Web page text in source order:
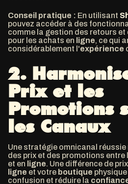
Conseil pratique : En utilisant
pouvez accéder à des
comme la gestion des retours et
pour les achats en ligne, ce qui
considérablement l'expérience
2.
Prix et les
Promotions
les Canaux
Une stratégie omnicanal
des prix et des promotions entre
et en ligne. Une différence de
ligne et votre boutique
confusion et réduire la